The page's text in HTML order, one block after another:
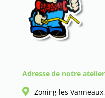
Adresse de notre atelier
Zoning les